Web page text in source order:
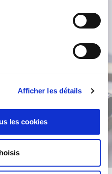
Afficher les détails
les cookies